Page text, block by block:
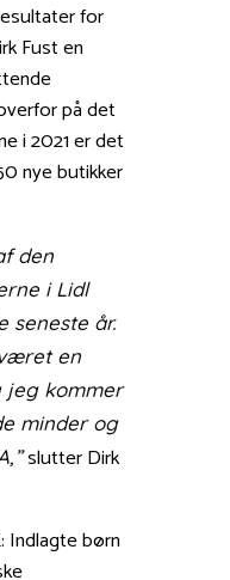
for
Fust en
på det
i 2021 er det
nye butikker
den
i Lidl
seneste år.
en
jeg kommer
minder og
slutter Dirk